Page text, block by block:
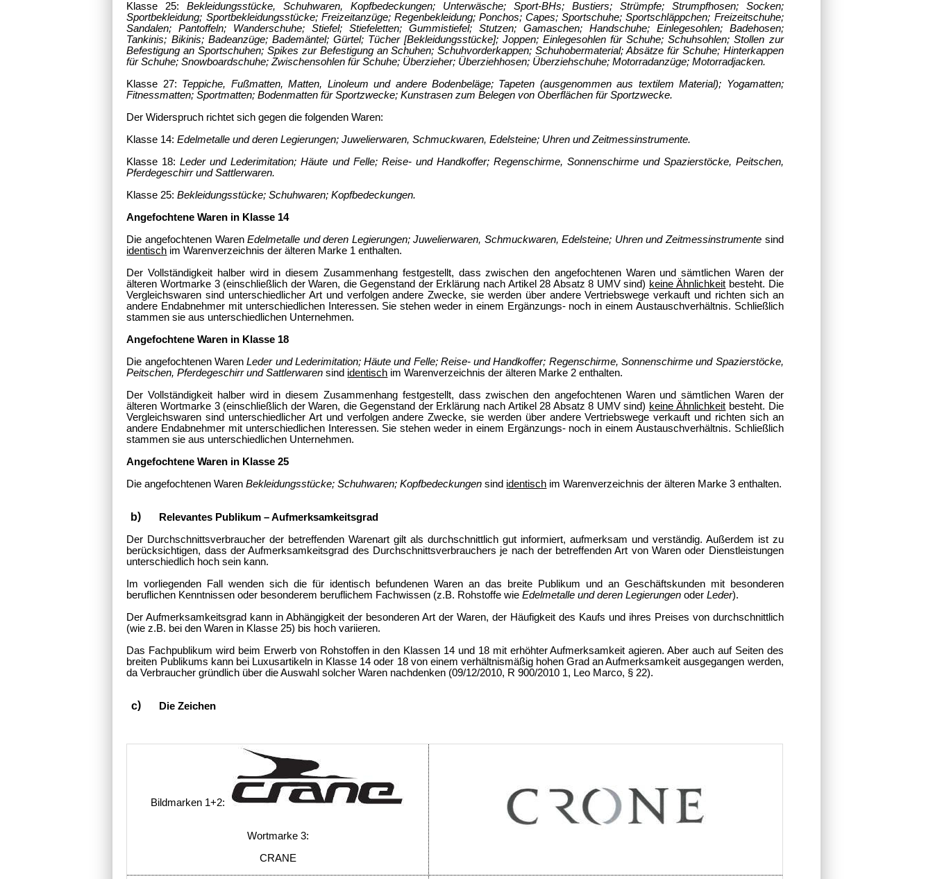
Klasse 25:Bekleidungsstücke, Schuhwaren, Kopfbedeckungen; Unterwäsche; Sport-BHs; Bustiers; Strümpfe; Strumpfhosen; Socken;
Sportbekleidung; Sportbekleidungsstücke; Freizeitanzüge; Regenbekleidung; Ponchos; Capes; Sportschuhe; Sportschläppchen; Freizeitschuhe;
Sandalen; Pantoffeln; Wanderschuhe; Stiefel; Stiefeletten; Gummistiefel; Stutzen; Gamaschen; Handschuhe; Einlegesohlen; Badehosen;
Tankinis; Bikinis; Badeanzüge; Bademäntel; Gürtel; Tücher [Bekleidungsstücke]; Joppen; Einlegesohlen für Schuhe; Schuhsohlen; Stollen zur
Befestigung an Sportschuhen; Spikes zur Befestigung an Schuhen; Schuhvorderkappen; Schuhobermaterial; Absätze für Schuhe; Hinterkappen
für Schuhe; Snowboardschuhe; Zwischensohlen für Schuhe; Überzieher; Überziehhosen; Überziehschuhe; Motorradanzüge; Motorradjacken.
Klasse 27: Teppiche, Fußmatten, Matten, Linoleum und andere Bodenbeläge; Tapeten (ausgenommen aus textilem Material); Yogamatten;
Fitnessmatten; Sportmatten; Bodenmatten für Sportzwecke; Kunstrasen zum Belegen von Oberflächen für Sportzwecke.
Der Widerspruch richtet sich gegen die folgenden Waren:
Klasse 14:Edelmetalle und deren Legierungen; Juwelierwaren, Schmuckwaren, Edelsteine; Uhren und Zeitmessinstrumente.
Klasse 18:Leder und Lederimitation; Häute und Felle; Reise- und Handkoffer; Regenschirme, Sonnenschirme und Spazierstöcke, Peitschen,
Pferdegeschirr und Sattlerwaren.
Klasse 25:Bekleidungsstücke; Schuhwaren; Kopfbedeckungen.
Angefochtene Waren in Klasse 14
Die angefochtenen WarenEdelmetalle und deren Legierungen; Juwelierwaren, Schmuckwaren, Edelsteine; Uhren und Zeitmessinstrumente sind
identisch im Warenverzeichnis der älteren Marke 1 enthalten.
Der Vollständigkeit halber wird in diesem Zusammenhang festgestellt, dass zwischen den angefochtenen Waren und sämtlichen Waren der
älteren Wortmarke 3 (einschließlich der Waren, die Gegenstand der Erklärung nach Artikel 28 Absatz 8 UMV sind) keine Ähnlichkeit besteht. Die
Vergleichswaren sind unterschiedlicher Art und verfolgen andere Zwecke, sie werden über andere Vertriebswege verkauft und richten sich an
andere Endabnehmer mit unterschiedlichen Interessen. Sie stehen weder in einem Ergänzungs- noch in einem Austauschverhältnis. Schließlich
stammen sie aus unterschiedlichen Unternehmen.
Angefochtene Waren in Klasse 18
Die angefochtenen WarenLeder und Lederimitation; Häute und Felle; Reise- und Handkoffer; Regenschirme, Sonnenschirme und Spazierstöcke,
Peitschen, Pferdegeschirr und Sattlerwarensind identisch im Warenverzeichnis der älteren Marke 2 enthalten.
Der Vollständigkeit halber wird in diesem Zusammenhang festgestellt, dass zwischen den angefochtenen Waren und sämtlichen Waren der
älteren Wortmarke 3 (einschließlich der Waren, die Gegenstand der Erklärung nach Artikel 28 Absatz 8 UMV sind) keine Ähnlichkeit besteht. Die
Vergleichswaren sind unterschiedlicher Art und verfolgen andere Zwecke, sie werden über andere Vertriebswege verkauft und richten sich an
andere Endabnehmer mit unterschiedlichen Interessen. Sie stehen weder in einem Ergänzungs- noch in einem Austauschverhältnis. Schließlich
stammen sie aus unterschiedlichen Unternehmen.
Angefochtene Waren in Klasse 25
Die angefochtenen WarenBekleidungsstücke; Schuhwaren; Kopfbedeckungensind identisch im Warenverzeichnis der älteren Marke 3 enthalten.
Relevantes Publikum – Aufmerksamkeitsgrad
Der Durchschnittsverbraucher der betreffenden Warenart gilt als durchschnittlich gut informiert, aufmerksam und verständig. Außerdem ist zu
berücksichtigen, dass der Aufmerksamkeitsgrad des Durchschnittsverbrauchers je nach der betreffenden Art von Waren oder Dienstleistungen
unterschiedlich hoch sein kann.
Im vorliegenden Fall wenden sich die für identisch befundenen Waren an das breite Publikum und an Geschäftskunden mit besonderen
beruflichen Kenntnissen oder besonderem beruflichem Fachwissen (z.B. Rohstoffe wieEdelmetalle und deren Legierungen oder Leder).
Der Aufmerksamkeitsgrad kann in Abhängigkeit der besonderen Art der Waren, der Häufigkeit des Kaufs und ihres Preises von durchschnittlich
(wie z.B. bei den Waren in Klasse 25) bis hoch variieren.
Das Fachpublikum wird beim Erwerb von Rohstoffen in den Klassen 14 und 18 mit erhöhter Aufmerksamkeit agieren. Aber auch auf Seiten des
breiten Publikums kann bei Luxusartikeln in Klasse 14 oder 18 von einem verhältnismäßig hohen Grad an Aufmerksamkeit ausgegangen werden,
da Verbraucher gründlich über die Auswahl solcher Waren nachdenken (09/12/2010, R 900/2010 1, Leo Marco, § 22).
Die Zeichen
Bildmarken 1+2:
Wortmarke 3:
CRANE